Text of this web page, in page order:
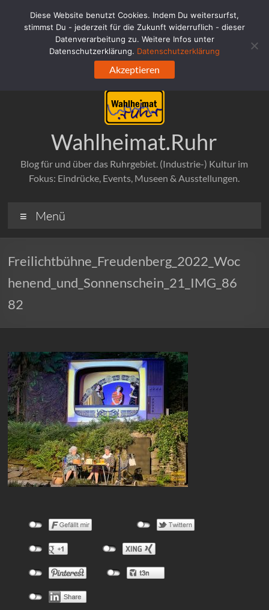
springen
Wahlheimat.Ruhr
Blog für und über das Ruhrgebiet. (Industrie-) Kultur im
Fokus: Eindrücke, Events, Museen & Ausstellungen.
Menü
Freilichtbühne_Freudenberg_2022_Woc
henend_und_Sonnenschein_21_IMG_86
82
Diese Website benutzt Cookies. Indem Du weitersurfst,
stimmst Du - jederzeit für die Zukunft widerruflich - dieser
Datenverarbeitung zu. Weitere Infos unter
Datenschutzerklärung. Datenschutzerklärung
Akzeptieren